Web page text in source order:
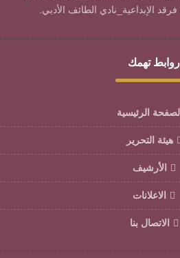
الإبداعية_نادي الطائف الأدبي.
روابط تهمك
الصفحة الرئيسية
هيئة التحرير
الأرشيف
الاعلانات
الاتصال بنا